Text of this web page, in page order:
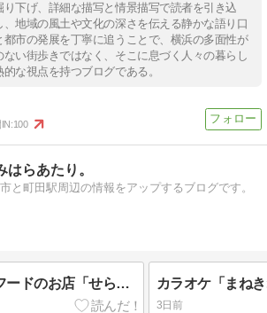
下げ、詳細な描写と情景描写で読者を引き込
地域の風土や文化の深さを伝える静かな語り口
都市の発展を丁寧に追うことで、横浜の多面性が
い街歩きではなく、そこに息づく人々の暮らし
な視点を持つブログである。
100
はらあたり。
と町田駅周辺の情報をアップするブログです。
中央区田名に韓国フードのお店「せらさんち」さんがOPENしました。キッチンカー出身。
3日前